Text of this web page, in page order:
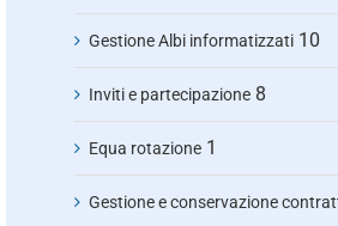
Gestione Albi informatizzati 10
Inviti e partecipazione 8
Equa rotazione 1
Gestione e conservazione